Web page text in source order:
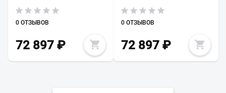
0 ОТЗЫВОВ
72 897 ₽
0 ОТЗЫВОВ
72 897₽